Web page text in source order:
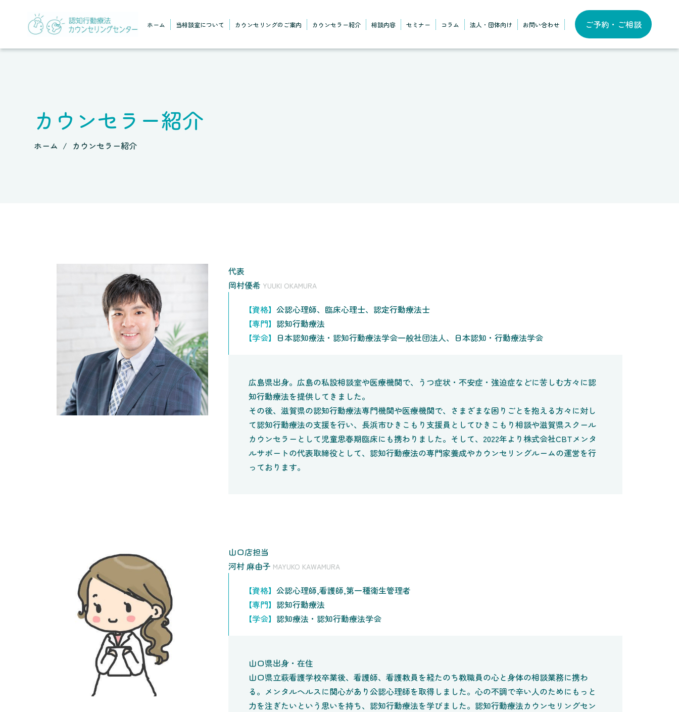
ホーム 当相談室について カウンセリングのご案内 カウンセラー紹介 相談内容 セミナー コラム 法人・団体向け お問い合わせ ご予約・ご相談
カウンセラー紹介
ホーム カウンセラー紹介
代表
岡村優希 YUUKI OKAMURA
【資格】 公認心理師、臨床心理士、認定行動療法士
【専門】 認知行動療法
【学会】 日本認知療法・認知行動療法学会一般社団法人、日本認知・行動療法学会
広島県出身。広島の私設相談室や医療機関で、うつ症状・不安症・強迫症などに苦しむ方々に認
知行動療法を提供してきました。
その後、滋賀県の認知行動療法専門機関や医療機関で、さまざまな困りごとを抱える方々に対し
て認知行動療法の支援を行い、長浜市ひきこもり支援員としてひきこもり相談や滋賀県スクール
カウンセラーとして児童思春期臨床にも携わりました。そして、2022年より株式会社CBTメンタ
ルサポートの代表取締役として、認知行動療法の専門家養成やカウンセリングルームの運営を行
っております。
山口店担当
河村 麻由子 MAYUKO KAWAMURA
【資格】 公認心理師,看護師,第一種衛生管理者
【専門】 認知行動療法
【学会】 認知療法・認知行動療法学会
山口県出身・在住
山口県立萩看護学校卒業後、看護師、看護教員を経たのち教職員の心と身体の相談業務に携わ
る。メンタルヘルスに関心があり公認心理師を取得しました。心の不調で辛い人のためにもっと
力を注ぎたいという思いを持ち、認知行動療法を学びました。認知行動療法カウンセリングセン